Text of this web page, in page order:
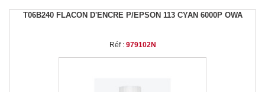
T06B240 FLACON D'ENCRE P/EPSON 113 CYAN 6000P OWA
Réf : 979102N